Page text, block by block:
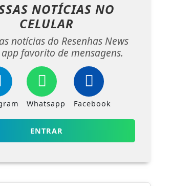
NOTÍCIAS NO
CELULAR
notícias do Resenhas News
favorito de mensagens.
Whatsapp Facebook
ENTRAR